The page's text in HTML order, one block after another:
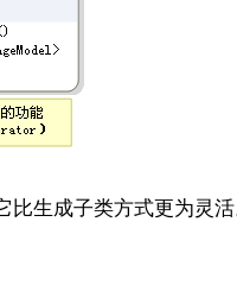
生成子类方式更为灵活